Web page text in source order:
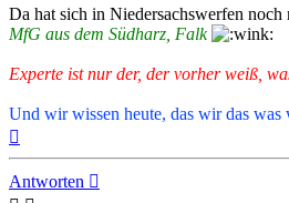
Da hat sich in Niedersachswerfen
MfG aus dem Südharz, Falk
Experte ist nur der, der vorher weiß,
Und wir wissen heute, das wir das
Antworten